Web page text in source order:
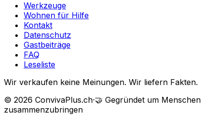
Werkzeuge
Wohnen für Hilfe
Kontakt
Datenschutz
Gastbeiträge
FAQ
Leseliste
Wir verkaufen keine Meinungen. Wir liefern Fakten.
© 2026 ConvivaPlus.ch·🤝 Gegründet um Menschen
zusammenzubringen